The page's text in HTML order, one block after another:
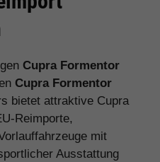
Cupra Formentor
Cupra Formentor
bietet attraktive Cupra
Reimporte,
mit
Ausstattung